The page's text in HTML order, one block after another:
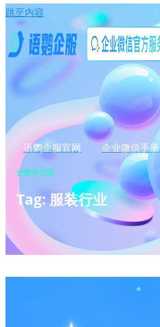
跳至内容
语鹦企服官网 企业微信手册
企微研究院
Tag: 服装行业